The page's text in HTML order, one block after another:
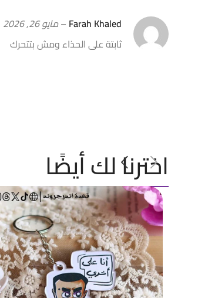
Farah Khaled
–مايو 26, 2026
ثابتة على الحذاء ومش بتتحرك
اخترنا لك أيضًا